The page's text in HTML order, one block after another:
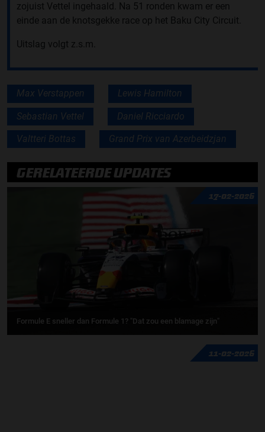
zojuist Vettel ingehaald. Na 51 ronden kwam er een
einde aan de knotsgekke race op het Baku City Circuit.
Uitslag volgt z.s.m.
Max Verstappen Lewis Hamilton
Sebastian Vettel Daniel Ricciardo
Valtteri Bottas Grand Prix van Azerbeidzjan
GERELATEERDE UPDATES
17-02-2026
Formule E sneller dan Formule 1? "Dat zou een blamage zijn"
11-02-2026